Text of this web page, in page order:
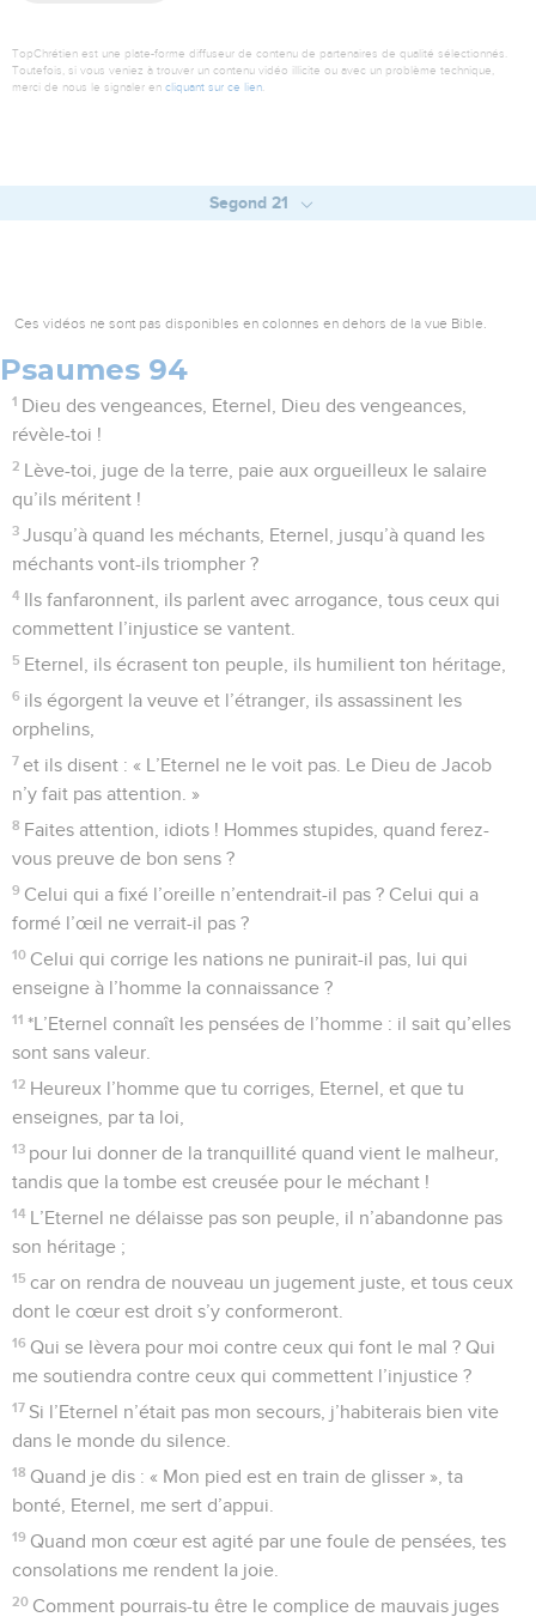
TopChrétien est une plate-forme diffuseur de contenu de partenaires de qualité sélectionnés.
Toutefois, si vous veniez à trouver un contenu vidéo illicite ou avec un problème technique,
merci de nous le signaler en cliquant sur ce lien
Segond 21
Ces vidéos ne sont pas disponibles en colonnes en dehors de la vue Bible.
Psaumes 94
1 Dieu des vengeances, Eternel, Dieu des vengeances,
révèle-toi !
2 Lève-toi, juge de la terre, paie aux orgueilleux le salaire
qu’ils méritent !
3 Jusqu’à quand les méchants, Eternel, jusqu’à quand les
méchants vont-ils triompher ?
4 Ils fanfaronnent, ils parlent avec arrogance, tous ceux qui
commettent l’injustice se vantent.
5 Eternel, ils écrasent ton peuple, ils humilient ton héritage,
6 ils égorgent la veuve et l’étranger, ils assassinent les
orphelins,
7 et ils disent : « L’Eternel ne le voit pas. Le Dieu de Jacob
n’y fait pas attention. »
8 Faites attention, idiots ! Hommes stupides, quand ferez-
vous preuve de bon sens ?
9 Celui qui a fixé l’oreille n’entendrait-il pas ? Celui qui a
formé l’œil ne verrait-il pas ?
10 Celui qui corrige les nations ne punirait-il pas, lui qui
enseigne à l’homme la connaissance ?
11 *L’Eternel connaît les pensées de l’homme : il sait qu’elles
sont sans valeur.
12 Heureux l’homme que tu corriges, Eternel, et que tu
enseignes, par ta loi,
13 pour lui donner de la tranquillité quand vient le malheur,
tandis que la tombe est creusée pour le méchant !
14 L’Eternel ne délaisse pas son peuple, il n’abandonne pas
son héritage ;
15 car on rendra de nouveau un jugement juste, et tous ceux
dont le cœur est droit s’y conformeront.
16 Qui se lèvera pour moi contre ceux qui font le mal ? Qui
me soutiendra contre ceux qui commettent l’injustice ?
17 Si l’Eternel n’était pas mon secours, j’habiterais bien vite
dans le monde du silence.
18 Quand je dis : « Mon pied est en train de glisser », ta
bonté, Eternel, me sert d’appui.
19 Quand mon cœur est agité par une foule de pensées, tes
consolations me rendent la joie.
20 Comment pourrais-tu être le complice de mauvais juges